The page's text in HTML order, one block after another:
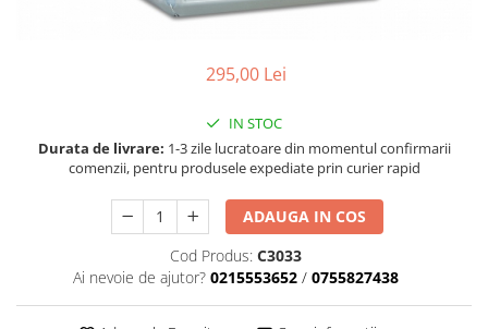
Recipiente si pulverizatoare
■ Filtre ulei
■ Filtre aer
■ Filtre combustibil
■ Filtre hidraulice
■ Filtre uscator
295,00 Lei
IN STOC
Durata de livrare: 1-3 zile lucratoare din momentul confirmarii
comenzii, pentru produsele expediate prin curier rapid
ADAUGA IN COS
Cod Produs: C3033
Ai nevoie de ajutor? 0215553652 / 0755827438